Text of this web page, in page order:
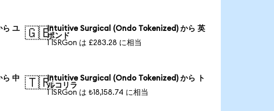
ユ
🇬🇧Intuitive Surgical (Ondo Tokenized) から 英
ポンド
1 ISRGon は £283.28 に相当
中
🇹🇷Intuitive Surgical (Ondo Tokenized) から ト
ルコリラ
1 ISRGon は ₺18,158.74 に相当